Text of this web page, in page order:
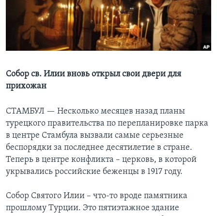
Learning English
СОЦИАЛЬНЫЕ СЕТИ
Языки
Собор св. Илии вновь открыл свои двери для
прихожан
СТАМБУЛ — Несколько месяцев назад планы
турецкого правительства по перепланировке парка
в центре Стамбула вызвали самые серьезные
беспорядки за последнее десятилетие в стране.
Теперь в центре конфликта – церковь, в которой
укрывались российские беженцы в 1917 году.
Собор Святого Илии – что-то вроде памятника
прошлому Турции. Это пятиэтажное здание